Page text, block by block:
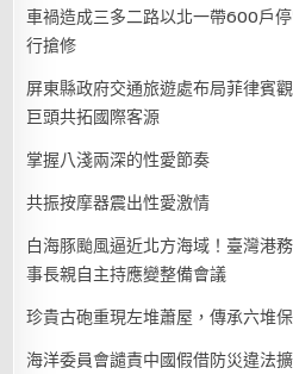
車禍造成三多二路以北一帶600戶
行搶修
屏東縣政府交通旅遊處布局菲律賓
巨頭共拓國際客源
掌握八淺兩深的性愛節奏
共振按摩器震出性愛激情
白海豚颱風逼近北方海域！臺灣港
事長親自主持應變整備會議
珍貴古砲重現左堆蕭屋，傳承六堆
海洋委員會譴責中國假借防災違法